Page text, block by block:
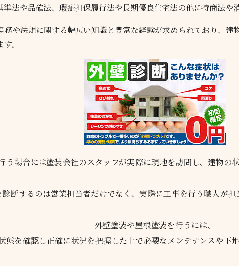
法や品確法、瑕疵担保履行法や長期優良住宅法の他に特商法や
務や法規に関する幅広い知識と豊富な経験が求められており、建
。
う場合には塗装会社のスタッフが実際に現地を訪問し、建物の
断するのは営業担当者だけでなく、実際に工事を行う職人が担
外壁塗装や屋根塗装を行うには、
態を確認し正確に状況を把握した上で必要なメンテナンスや下